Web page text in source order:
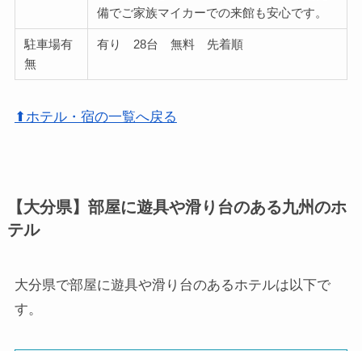
備でご家族マイカーでの来館も安心です。
駐車場有
無
有り 28台 無料 先着順
⬆ホテル・宿の一覧へ戻る
【大分県】部屋に遊具や滑り台のある九州のホ
テル
大分県で部屋に遊具や滑り台のあるホテルは以下で
す。